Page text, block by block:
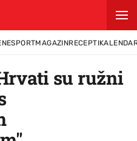
SPORTMAGAZINRECEPTI
su ružni